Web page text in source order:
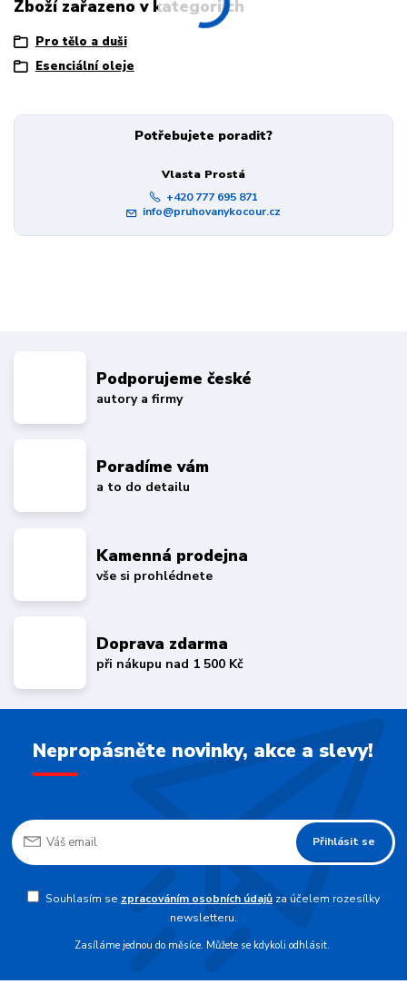
Zboží zařazeno v kategoriích
Pro tělo a duši
Esenciální oleje
Potřebujete poradit?
Vlasta Prostá
+420 777 695 871
info@pruhovanykocour.cz
Podporujeme české
autory a firmy
Poradíme vám
a to do detailu
Kamenná prodejna
vše si prohlédnete
Doprava zdarma
při nákupu nad 1 500 Kč
Nepropásněte novinky, akce a slevy!
Přihlásit se
Souhlasím se zpracováním osobních údajůza účelem rozesílky
newsletteru.
Zasíláme jednou do měsíce. Můžete se kdykoli odhlásit.